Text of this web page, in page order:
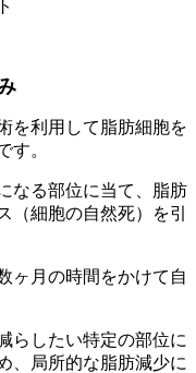
を利用して脂肪細胞を
す。
なる部位に当て、脂肪
（細胞の自然死）を引
ヶ月の時間をかけて自
らしたい特定の部位に
、局所的な脂肪減少に